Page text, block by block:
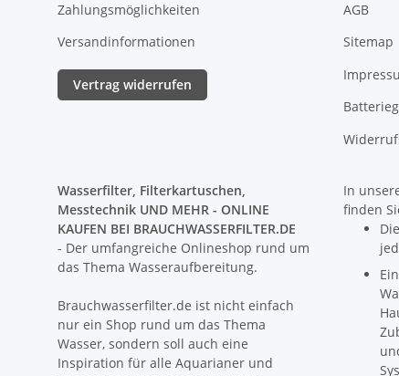
Zahlungsmöglichkeiten
Versandinformationen
Vertrag widerrufen
AGB
Sitemap
Wasserfilter, Filterkartuschen,
Messtechnik UND MEHR - ONLINE
KAUFEN BEI BRAUCHWASSERFILTER.DE
- Der umfangreiche Onlineshop rund um
das Thema Wasseraufbereitung.
Brauchwasserfilter.de ist nicht einfach
nur ein Shop rund um das Thema
Wasser, sondern soll auch eine
Inspiration für alle Aquarianer und
In
finden